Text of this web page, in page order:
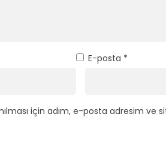
E-posta *
için adım, e-posta adresim ve